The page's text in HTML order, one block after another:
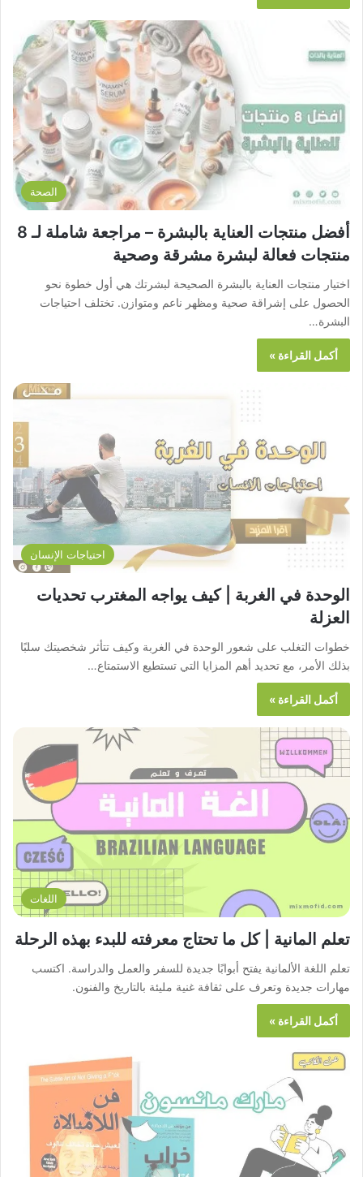
الصحة
أفضل منتجات العناية بالبشرة – مراجعة شاملة لـ 8
منتجات فعالة لبشرة مشرقة وصحية
اختيار منتجات العناية بالبشرة الصحيحة لبشرتك هي أول خطوة نحو
الحصول على إشراقة صحية ومظهر ناعم ومتوازن. تختلف احتياجات
البشرة…
أكمل القراءة »
احتياجات الإنسان
الوحدة في الغربة | كيف يواجه المغترب تحديات
العزلة
خطوات التغلب على شعور الوحدة في الغربة وكيف تتأثر شخصيتك سلبًا
بذلك الأمر، مع تحديد أهم المزايا التي تستطيع الاستمتاع…
أكمل القراءة »
اللغات
تعلم المانية | كل ما تحتاج معرفته للبدء بهذه الرحلة
تعلم اللغة الألمانية يفتح أبوابًا جديدة للسفر والعمل والدراسة. اكتسب
مهارات جديدة وتعرف على ثقافة غنية مليئة بالتاريخ والفنون.
أكمل القراءة »